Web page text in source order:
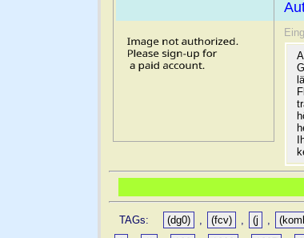
TAGs: (dg0) , (fcv) , (j ,